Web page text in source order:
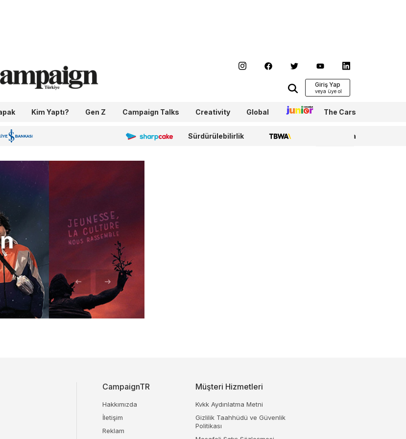
Giriş Yap
Kim Yaptı? Gen Z Campaign Talks Creativity Global Junior The Cars
100.Yıl Sharpcake Sürdürülebilirlik TBWA WPP Media
CampaignTR
Hakkımızda
İletişim
Reklam
Müşteri Hizmetleri
Kvkk Aydınlatma Metni
Gizlilik Taahhüdü ve Güvenlik
Politikası